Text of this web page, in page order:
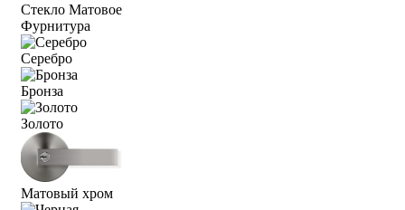
Стекло Матовое
Фурнитура
Серебро
Бронза
Золото
Матовый хром